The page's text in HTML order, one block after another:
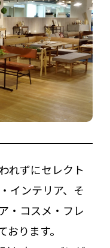
れずにセレクト
インテリア、そ
・コスメ・フレ
ります。